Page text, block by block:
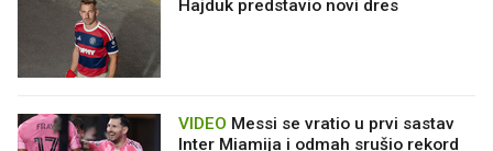
Hajduk predstavio novi dres
VIDEO
Inter Miamija i odmah srušio rekord